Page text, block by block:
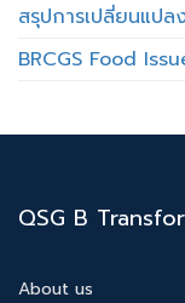
สรุปการเปลี่ยนแปล
BRCGS Food
QSG B
About us